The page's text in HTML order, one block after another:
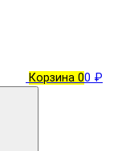
Корзина 00 ₽